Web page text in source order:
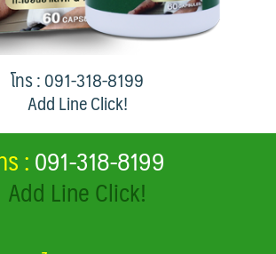
โทร : 091-318-8199
Add Line Click!
ร :091-318-8199
Add Line Click!